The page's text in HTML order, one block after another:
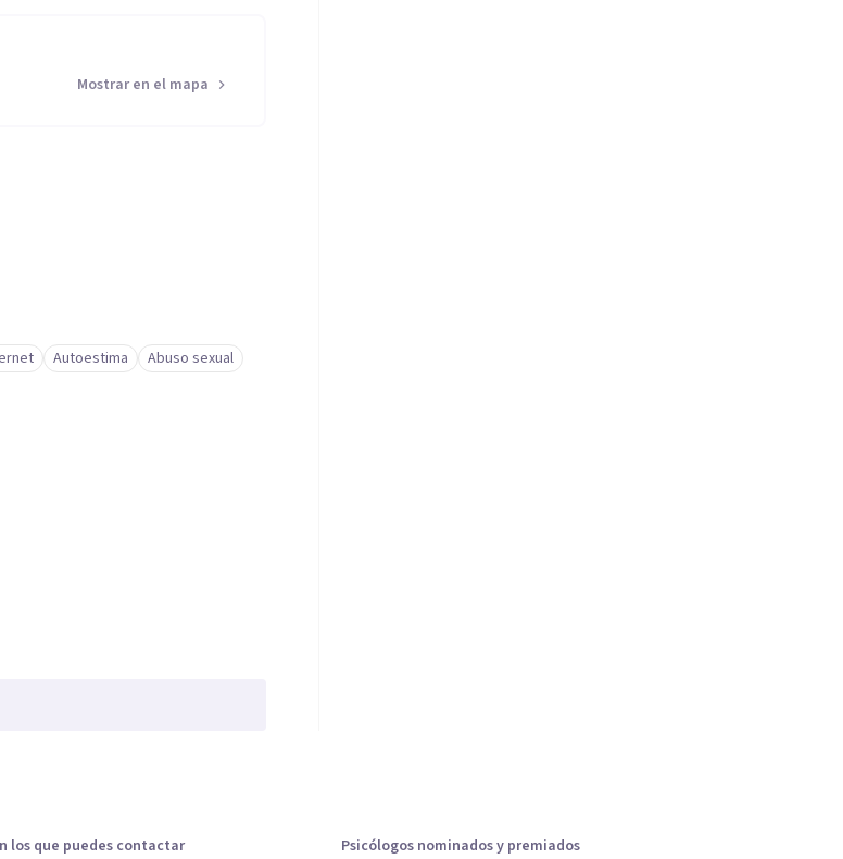
Mostrar en el mapa
Autoestima
Abuso sexual
los que puedes contactar Psicólogos nominados y premiados